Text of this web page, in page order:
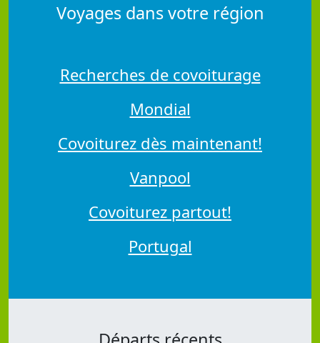
Voyages dans votre région
Recherches de covoiturage
Mondial
Covoiturez dès maintenant!
Vanpool
Covoiturez partout!
Portugal